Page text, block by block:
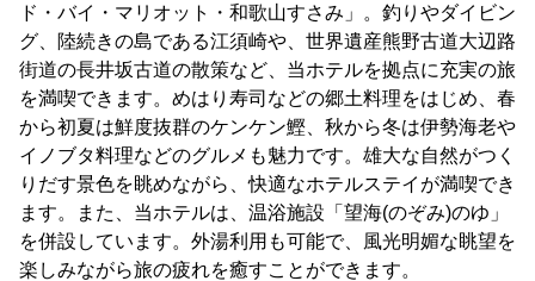
ド・バイ・マリオット・和歌山すさみ」。釣りやダイビン
グ、陸続きの島である江須崎や、世界遺産熊野古道大辺路
街道の長井坂古道の散策など、当ホテルを拠点に充実の旅
を満喫できます。めはり寿司などの郷土料理をはじめ、春
から初夏は鮮度抜群のケンケン鰹、秋から冬は伊勢海老や
イノブタ料理などのグルメも魅力です。雄大な自然がつく
りだす景色を眺めながら、快適なホテルステイが満喫でき
ます。また、当ホテルは、温浴施設「望海(のぞみ)のゆ」
を併設しています。外湯利用も可能で、風光明媚な眺望を
楽しみながら旅の疲れを癒すことができます。